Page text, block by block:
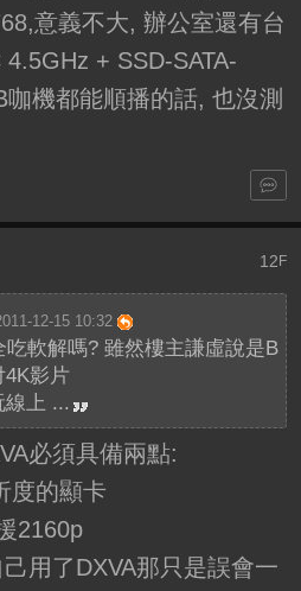
意義不大, 辦公室還有台
+ SSD-SATA-
機都能順播的話, 也沒測
12F
12-15 10:32
軟解嗎? 雖然樓主謙虛說是B
影片
線上 ...
必須具備兩點:
度的顯卡
2160p
用了DXVA那只是誤會一